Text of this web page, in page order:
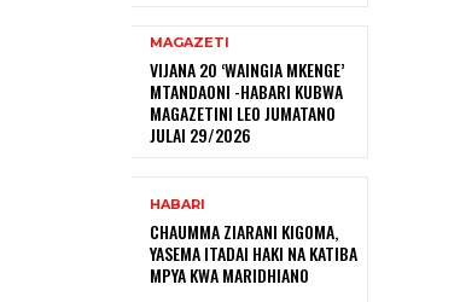
MAGAZETI
VIJANA 20 ‘WAINGIA MKENGE’
MTANDAONI -HABARI KUBWA
MAGAZETINI LEO JUMATANO
JULAI 29/2026
HABARI
CHAUMMA ZIARANI KIGOMA,
YASEMA ITADAI HAKI NA KATIBA
MPYA KWA MARIDHIANO